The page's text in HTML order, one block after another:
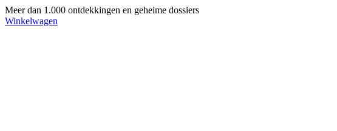
Meer dan 1.000 ontdekkingen en geheime dossiers
Winkelwagen